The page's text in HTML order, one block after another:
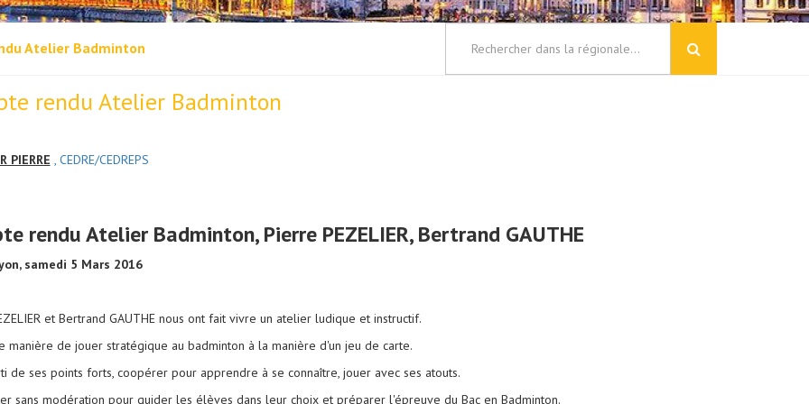
Atelier Badminton
rendu Atelier Badminton
PIERRE , CEDRE/CEDREPS
rendu Atelier Badminton, Pierre PEZELIER, Bertrand GAUTHE
samedi 5 Mars 2016
et Bertrand GAUTHE nous ont fait vivre un atelier ludique et instructif.
manière de jouer stratégique au badminton à la manière d'un jeu de carte.
de ses points forts, coopérer pour apprendre à se connaître, jouer avec ses atouts.
sans modération pour guider les élèves dans leur choix et préparer l'épreuve du Bac en Badminton.